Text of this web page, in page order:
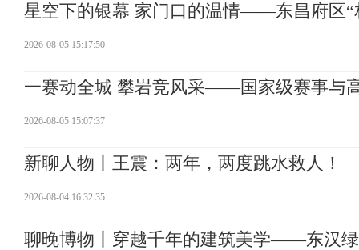
星空下的银幕 家门口的温情——东昌府区“
2026-08-05 15:17:50
一赛动全城 攀岩竞风采——国家级赛事与
2026-08-05 15:07:37
新聊人物丨王震：两年，两度跳水救人！
2026-08-04 16:32:35
聊晚博物丨穿越千年的建筑美学——东汉